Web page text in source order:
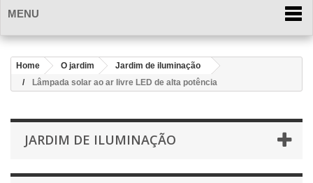
MENU
Home O jardim
Jardim de iluminação
Lâmpada solar ao ar livre LED de alta potência
JARDIM DE ILUMINAÇÃO